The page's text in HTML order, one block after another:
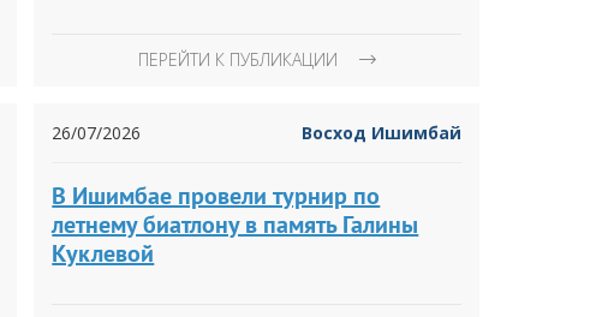
ПЕРЕЙТИ К ПУБЛИКАЦИИ
26/07/2026 Восход Ишимбай
В Ишимбае провели турнир по
летнему биатлону в память Галины
Куклевой